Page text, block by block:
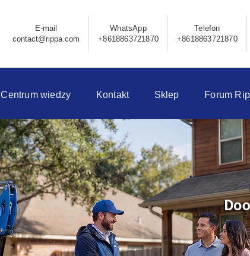
E-mail
contact@rippa.com
WhatsApp
+8618863721870
Telefon
+8618863721870
Centrum wiedzy Kontakt Sklep Forum